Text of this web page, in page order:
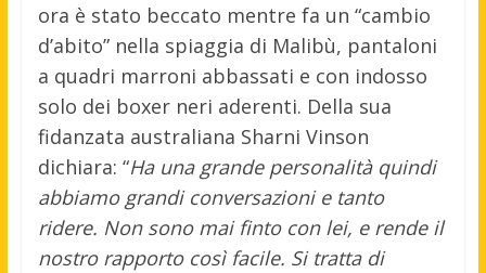
ora è stato beccato mentre fa un “cambio
d’abito” nella spiaggia di Malibù, pantaloni
a quadri marroni abbassati e con indosso
solo dei boxer neri aderenti. Della sua
fidanzata australiana Sharni Vinson
dichiara: “Ha una grande personalità quindi
abbiamo grandi conversazioni e tanto
ridere. Non sono mai finto con lei, e rende il
nostro rapporto così facile. Si tratta di